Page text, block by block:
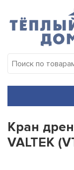
content
Кран
VALTEK